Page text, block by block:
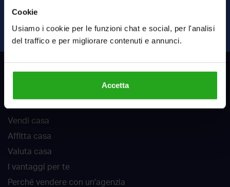
Cookie
Usiamo i cookie per le funzioni chat e social, per l'analisi
del traffico e per migliorare contenuti e annunci.
Accetta
Vendi casa
Affitta casa
Valuta casa
I vantaggi per te
Perché vendere con un'agenzia